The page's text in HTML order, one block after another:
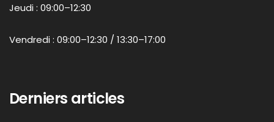
Jeudi : 09:00–12:30
Vendredi : 09:00–12:30 / 13:30–17:00
Derniers articles